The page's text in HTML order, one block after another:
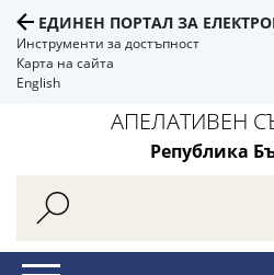
ЕДИНЕН ПОРТАЛ ЗА
Инструменти за достъпност
Карта на сайта
English
АПЕЛАТИВЕН
Република